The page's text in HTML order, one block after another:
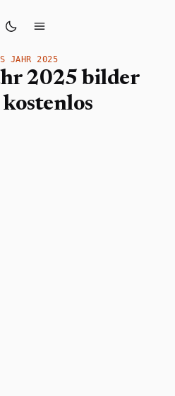
JAHR 2025
2025 bilder